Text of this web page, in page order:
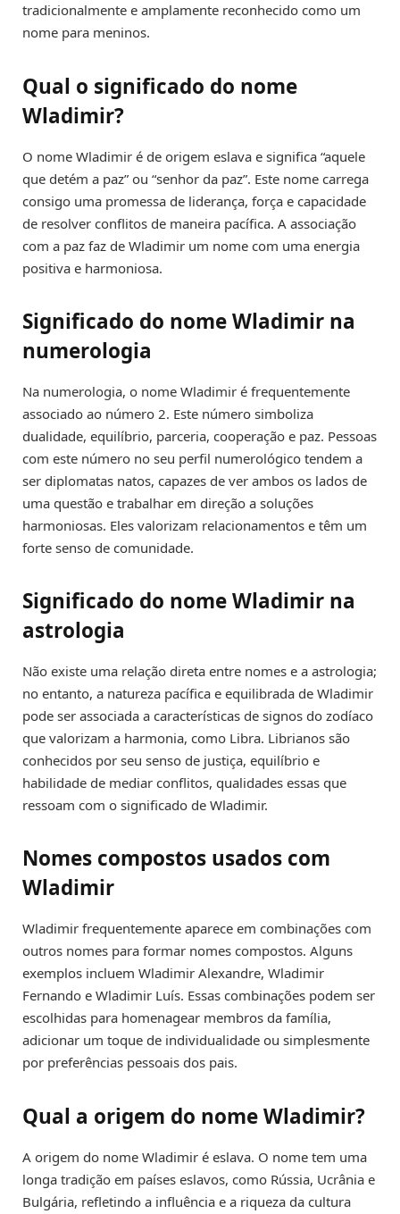
tradicionalmente e amplamente reconhecido como um
nome para meninos.
Qual o significado do nome
Wladimir?
O nome Wladimir é de origem eslava e significa “aquele
que detém a paz” ou “senhor da paz”. Este nome carrega
consigo uma promessa de liderança, força e capacidade
de resolver conflitos de maneira pacífica. A associação
com a paz faz de Wladimir um nome com uma energia
positiva e harmoniosa.
Significado do nome Wladimir na
numerologia
Na numerologia, o nome Wladimir é frequentemente
associado ao número 2. Este número simboliza
dualidade, equilíbrio, parceria, cooperação e paz. Pessoas
com este número no seu perfil numerológico tendem a
ser diplomatas natos, capazes de ver ambos os lados de
uma questão e trabalhar em direção a soluções
harmoniosas. Eles valorizam relacionamentos e têm um
forte senso de comunidade.
Significado do nome Wladimir na
astrologia
Não existe uma relação direta entre nomes e a astrologia;
no entanto, a natureza pacífica e equilibrada de Wladimir
pode ser associada a características de signos do zodíaco
que valorizam a harmonia, como Libra. Librianos são
conhecidos por seu senso de justiça, equilíbrio e
habilidade de mediar conflitos, qualidades essas que
ressoam com o significado de Wladimir.
Nomes compostos usados com
Wladimir
Wladimir frequentemente aparece em combinações com
outros nomes para formar nomes compostos. Alguns
exemplos incluem Wladimir Alexandre, Wladimir
Fernando e Wladimir Luís. Essas combinações podem ser
escolhidas para homenagear membros da família,
adicionar um toque de individualidade ou simplesmente
por preferências pessoais dos pais.
Qual a origem do nome Wladimir?
A origem do nome Wladimir é eslava. O nome tem uma
longa tradição em países eslavos, como Rússia, Ucrânia e
Bulgária, refletindo a influência e a riqueza da cultura